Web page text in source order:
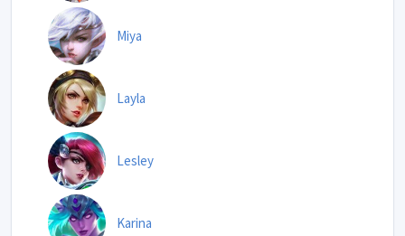
Miya
Layla
Lesley
Karina